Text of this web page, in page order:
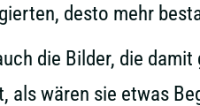
desto mehr
die Bilder, die
als wären sie etwas